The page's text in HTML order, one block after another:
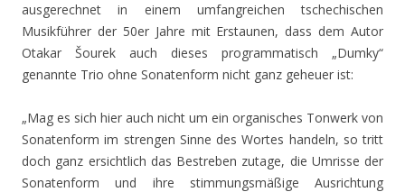
ausgerechnet in einem umfangreichen tschechischen
Musikführer der 50er Jahre mit Erstaunen, dass dem Autor
Otakar Šourek auch dieses programmatisch „Dumky“
genannte Trio ohne Sonatenform nicht ganz geheuer ist:
„Mag es sich hier auch nicht um ein organisches Tonwerk von
Sonatenform im strengen Sinne des Wortes handeln, so tritt
doch ganz ersichtlich das Bestreben zutage, die Umrisse der
Sonatenform und ihre stimmungsmäßige Ausrichtung